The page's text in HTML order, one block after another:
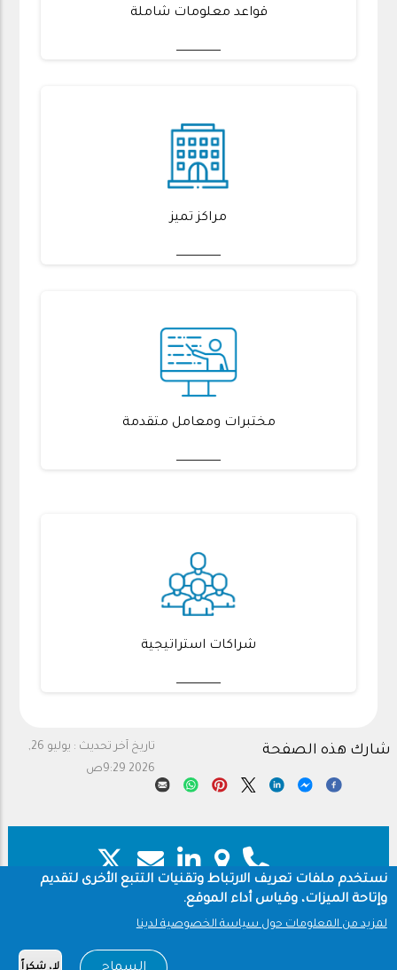
قواعد معلومات شاملة
مراكز تميز
مختبرات ومعامل متقدمة
شراكات استراتيجية
تاريخ آخر تحديث :
يوليو 26,
2026 9:29ص
شارك هذه الصفحة
Footer
Footer
نستخدم ملفات تعريف الارتباط وتقنيات التتبع الأخرى لتقديم
وإتاحة الميزات، وقياس أداء الموقع.
لمزيد من المعلومات حول سياسة الخصوصية لدينا